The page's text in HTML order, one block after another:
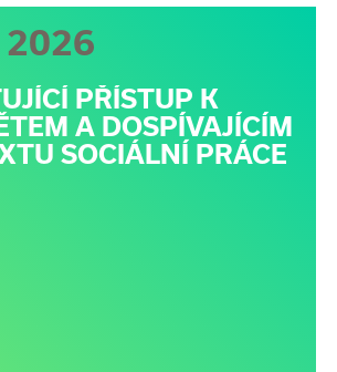
2026
PŘÍSTUP K
A DOSPÍVAJÍCÍM
SOCIÁLNÍ PRÁCE